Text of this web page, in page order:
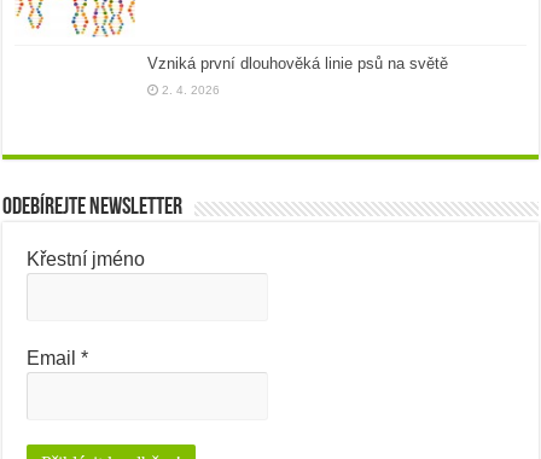
Vzniká první dlouhověká linie psů na světě
2. 4. 2026
Odebírejte newsletter
Křestní jméno
Email*